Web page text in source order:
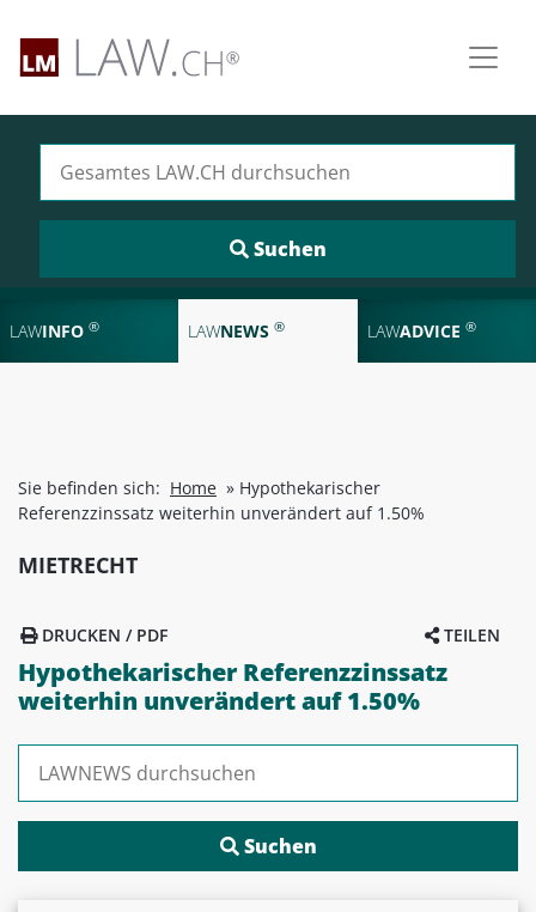
LAWINFO ® LAWNEWS ® LAWADVICE ®
Sie befinden sich: Home » Hypothekarischer
Referenzzinssatz weiterhin unverändert auf 1.50%
MIETRECHT
TEILEN
DRUCKEN / PDF
Hypothekarischer Referenzzinssatz
weiterhin unverändert auf 1.50%